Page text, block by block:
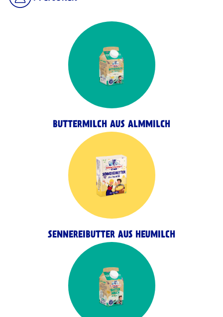
BUTTERMILCH AUS ALMMILCH
SENNEREIBUTTER AUS HEUMILCH